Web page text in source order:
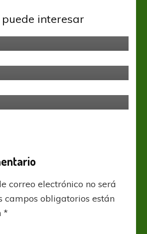
puede interesar
y Mónaco animan el
correo electrónico no será
campos obligatorios están
*